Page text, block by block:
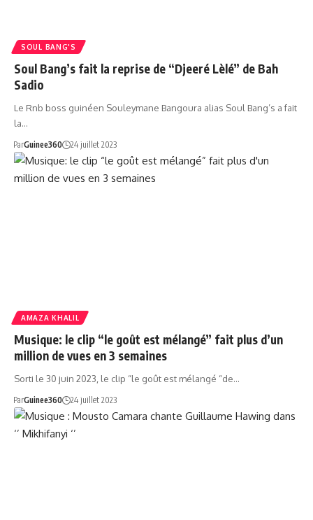
SOUL BANG'S
Soul Bang’s fait la reprise de “Djeeré Lèlé” de Bah
Sadio
Le Rnb boss guinéen Souleymane Bangoura alias Soul Bang’s a fait
la…
ParGuinee360 24 juillet 2023
AMAZA KHALIL
Musique: le clip “le goût est mélangé” fait plus d’un
million de vues en 3 semaines
Sorti le 30 juin 2023, le clip “le goût est mélangé “de…
ParGuinee360 24 juillet 2023